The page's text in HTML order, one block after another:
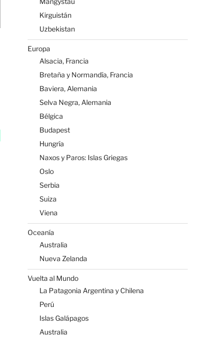
Kirguistán
Uzbekistan
Europa
Alsacia, Francia
Bretaña y Normandía, Francia
Baviera, Alemania
Selva Negra, Alemania
Bélgica
Budapest
Hungría
Naxos y Paros: Islas Griegas
Oslo
Serbia
Suiza
Viena
Oceanía
Australia
Nueva Zelanda
Vuelta al Mundo
La Patagonia Argentina y Chilena
Perú
Islas Galápagos
Australia